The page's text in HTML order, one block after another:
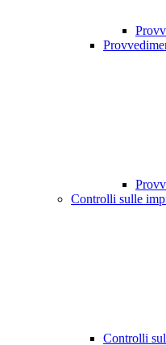
Controlli sulle
Controlli